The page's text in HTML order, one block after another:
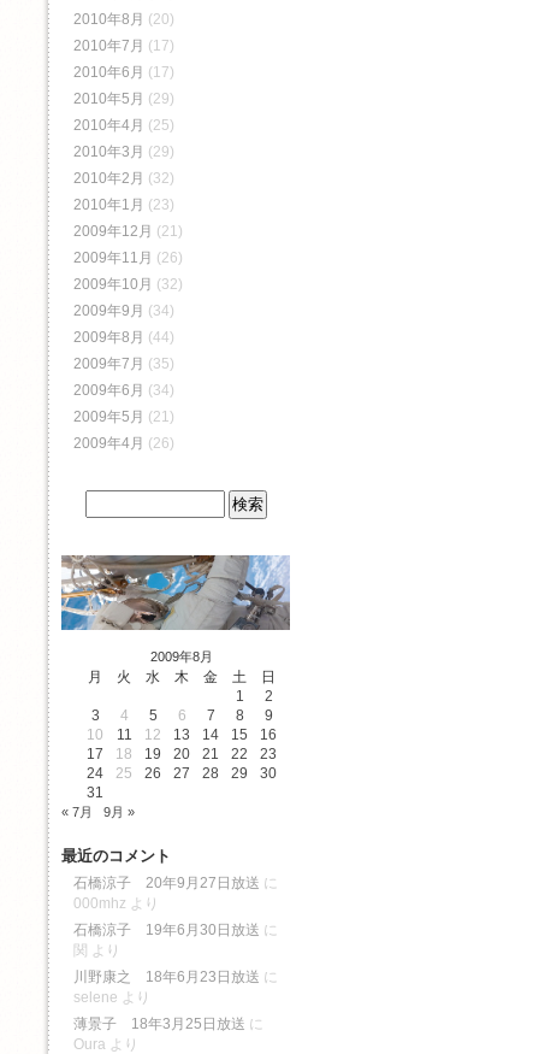
2010年8月 (20)
2010年7月 (17)
2010年6月 (17)
2010年5月 (29)
2010年4月 (25)
2010年3月 (29)
2010年2月 (32)
2010年1月 (23)
2009年12月 (21)
2009年11月 (26)
2009年10月 (32)
2009年9月 (34)
2009年8月 (44)
2009年7月 (35)
2009年6月 (34)
2009年5月 (21)
2009年4月 (26)
2009年8月
月 火 水 木 金 土
日
1
2
3
4 5 6 7 8
9
10
11 12 13 14 15
16
17
18 19 20 21 22
23
24
25 26 27 28 29
30
31
« 7月 9月 »
最近のコメント
石橋涼子 20年9月27日放送 に
000mhz より
石橋涼子 19年6月30日放送 に
関 より
川野康之 18年6月23日放送 に
selene より
薄景子 18年3月25日放送 に
Oura より